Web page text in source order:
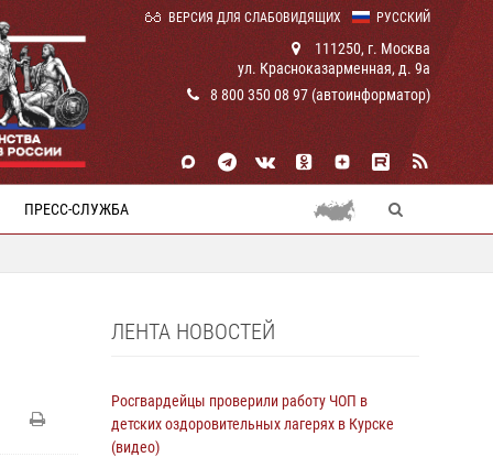
РУССКИЙ
ВЕРСИЯ ДЛЯ СЛАБОВИДЯЩИХ
111250, г. Москва
ул. Красноказарменная, д. 9а
8 800 350 08 97 (автоинформатор)
ПРЕСС-СЛУЖБА
ЛЕНТА НОВОСТЕЙ
Росгвардейцы проверили работу ЧОП в
детских оздоровительных лагерях в Курске
(видео)